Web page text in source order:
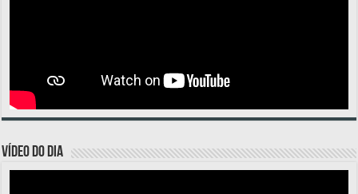
VÍDEO DO DIA